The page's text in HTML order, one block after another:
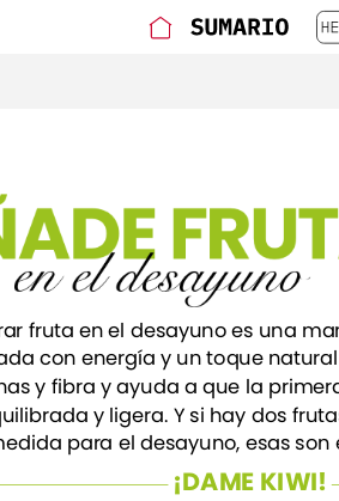
en el desayuno
fruta enel desayunoes una
con energía y untoque natural
y fibra yayuda a que la
y ligera. Y si hay dos
para el desayuno, esas son
en el desayuno
¡DAME KIWI!